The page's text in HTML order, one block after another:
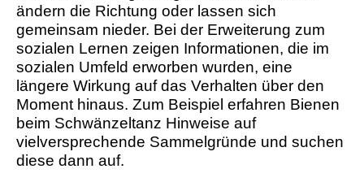
ändern die Richtung oder lassen sich
gemeinsam nieder. Bei der Erweiterung zum
sozialen Lernen zeigen Informationen, die im
sozialen Umfeld erworben wurden, eine
längere Wirkung auf das Verhalten über den
Moment hinaus. Zum Beispiel erfahren Bienen
beim Schwänzeltanz Hinweise auf
vielversprechende Sammelgründe und suchen
diese dann auf.